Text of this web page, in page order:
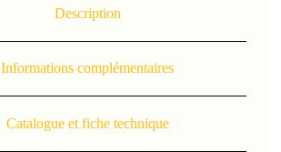
Description
Informations complémentaires
Catalogue et fiche technique